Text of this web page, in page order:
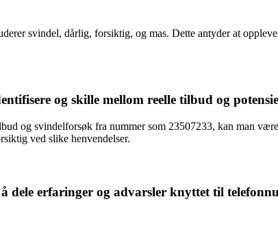
svindel, dårlig, forsiktig, og mas. Dette antyder at
og skille mellom reelle tilbud og
og svindelforsøk fra nummer som 23507233, kan man
ved slike henvendelser.
dele erfaringer og advarsler knyttet til